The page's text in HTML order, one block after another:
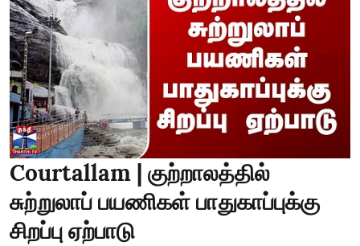
Courtallam | குற்றாலத்தில்
சுற்றுலாப் பயணிகள் பாதுகாப்புக்கு
சிறப்பு ஏற்பாடு